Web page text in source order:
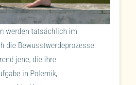
werden tatsächlich im
die Bewusstwerdeprozesse
jene, die ihre
in Polemik,